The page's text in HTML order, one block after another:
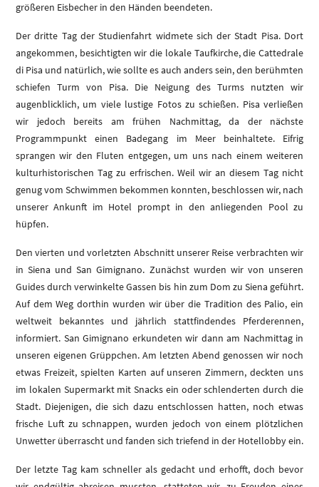
größeren Eisbecher in den Händen beendeten.
Der dritte Tag der Studienfahrt widmete sich der Stadt Pisa. Dort
angekommen, besichtigten wir die lokale Taufkirche, die Cattedrale
di Pisa und natürlich, wie sollte es auch anders sein, den berühmten
schiefen Turm von Pisa. Die Neigung des Turms nutzten wir
augenblicklich, um viele lustige Fotos zu schießen. Pisa verließen
wir jedoch bereits am frühen Nachmittag, da der nächste
Programmpunkt einen Badegang im Meer beinhaltete. Eifrig
sprangen wir den Fluten entgegen, um uns nach einem weiteren
kulturhistorischen Tag zu erfrischen. Weil wir an diesem Tag nicht
genug vom Schwimmen bekommen konnten, beschlossen wir, nach
unserer Ankunft im Hotel prompt in den anliegenden Pool zu
hüpfen.
Den vierten und vorletzten Abschnitt unserer Reise verbrachten wir
in Siena und San Gimignano. Zunächst wurden wir von unseren
Guides durch verwinkelte Gassen bis hin zum Dom zu Siena geführt.
Auf dem Weg dorthin wurden wir über die Tradition des Palio, ein
weltweit bekanntes und jährlich stattfindendes Pferderennen,
informiert. San Gimignano erkundeten wir dann am Nachmittag in
unseren eigenen Grüppchen. Am letzten Abend genossen wir noch
etwas Freizeit, spielten Karten auf unseren Zimmern, deckten uns
im lokalen Supermarkt mit Snacks ein oder schlenderten durch die
Stadt. Diejenigen, die sich dazu entschlossen hatten, noch etwas
frische Luft zu schnappen, wurden jedoch von einem plötzlichen
Unwetter überrascht und fanden sich triefend in der Hotellobby ein.
Der letzte Tag kam schneller als gedacht und erhofft, doch bevor